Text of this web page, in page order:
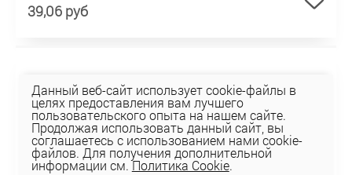
39,06 руб
Данный веб-сайт использует cookie-файлы в
целях предоставления вам лучшего
пользовательского опыта на нашем сайте.
Продолжая использовать данный сайт, вы
соглашаетесь с использованием нами cookie-
файлов. Для получения дополнительной
информации см.Политика Cookie.